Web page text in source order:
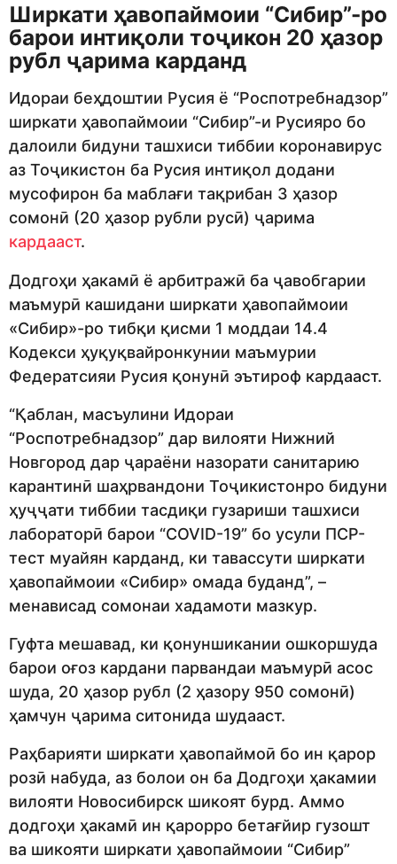
Ширкати ҳавопаймоии “Сибир”-ро
барои интиқоли тоҷикон 20 ҳазор
рубл ҷарима карданд
Идораи беҳдоштии Русия ё “Роспотребнадзор”
ширкати ҳавопаймоии “Сибир”-и Русияро бо
далоили бидуни ташхиси тиббии коронавирус
аз Тоҷикистон ба Русия интиқол додани
мусофирон ба маблағи тақрибан 3 ҳазор
сомонӣ (20 ҳазор рубли русӣ) ҷарима
кардааст.
Додгоҳи ҳакамӣ ё арбитражӣ ба ҷавобгарии
маъмурӣ кашидани ширкати ҳавопаймоии
«Сибир»-ро тибқи қисми 1 моддаи 14.4
Кодекси ҳуқуқвайронкунии маъмурии
Федератсияи Русия қонунӣ эътироф кардааст.
“Қаблан, масъулини Идораи
“Роспотребнадзор” дар вилояти Нижний
Новгород дар ҷараёни назорати санитарию
карантинӣ шаҳрвандони Тоҷикистонро бидуни
ҳуҷҷати тиббии тасдиқи гузариши ташхиси
лабораторӣ барои “COVID-19” бо усули ПСР-
тест муайян карданд, ки тавассути ширкати
ҳавопаймоии «Сибир» омада буданд”, –
менависад сомонаи хадамоти мазкур.
Гуфта мешавад, ки қонуншикании ошкоршуда
барои оғоз кардани парвандаи маъмурӣ асос
шуда, 20 ҳазор рубл (2 ҳазору 950 сомонӣ)
ҳамчун ҷарима ситонида шудааст.
Раҳбарияти ширкати ҳавопаймоӣ бо ин қарор
розӣ набуда, аз болои он ба Додгоҳи ҳакамии
вилояти Новосибирск шикоят бурд. Аммо
додгоҳи ҳакамӣ ин қарорро бетағйир гузошт
ва шикояти ширкати ҳавопаймоии “Сибир”